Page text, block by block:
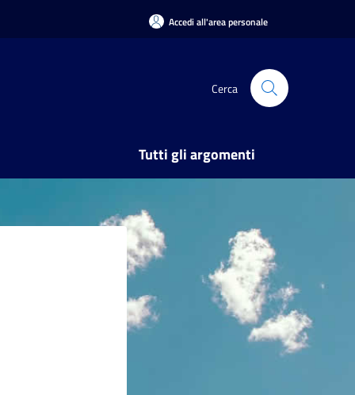
Accedi all'area personale
Cerca
Tutti gli argomenti